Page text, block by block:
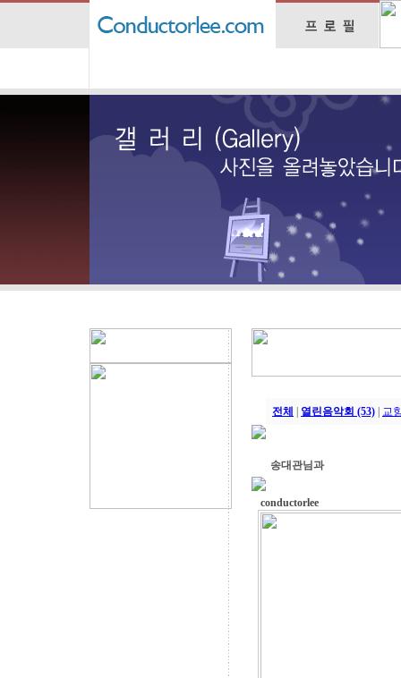
전체 열린음악회 (53) 교
송대관님과
conductorlee